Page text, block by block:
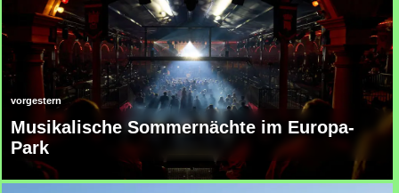
Musikalische Sommernächte im Europa-
Park